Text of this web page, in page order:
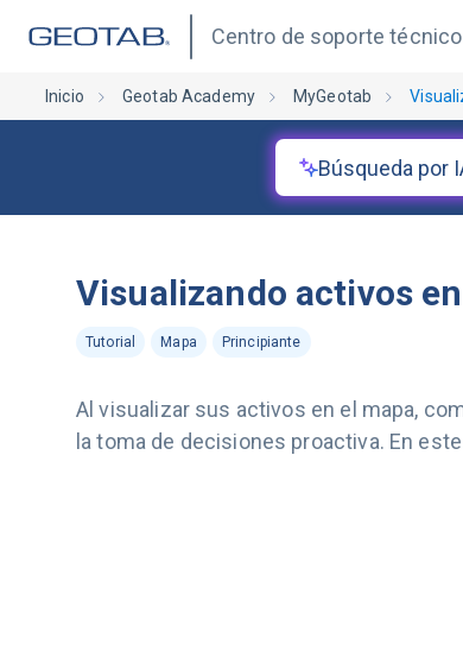
Centro de soporte técnico
Inicio Geotab Academy MyGeotab
Búsqueda por
Visualizando activos
Tutorial Mapa Principiante
Al visualizar sus activos en el mapa,
la toma de decisiones proactiva. En